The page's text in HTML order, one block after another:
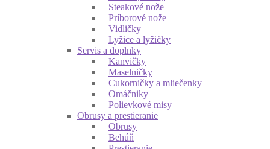
Steakové nože
Príborové nože
Vidličky
Lyžice a lyžičky
Servis a doplnky
Kanvičky
Maselničky
Cukorničky a mliečenky
Omáčniky
Polievkové misy
Obrusy a prestieranie
Obrusy
Behúň